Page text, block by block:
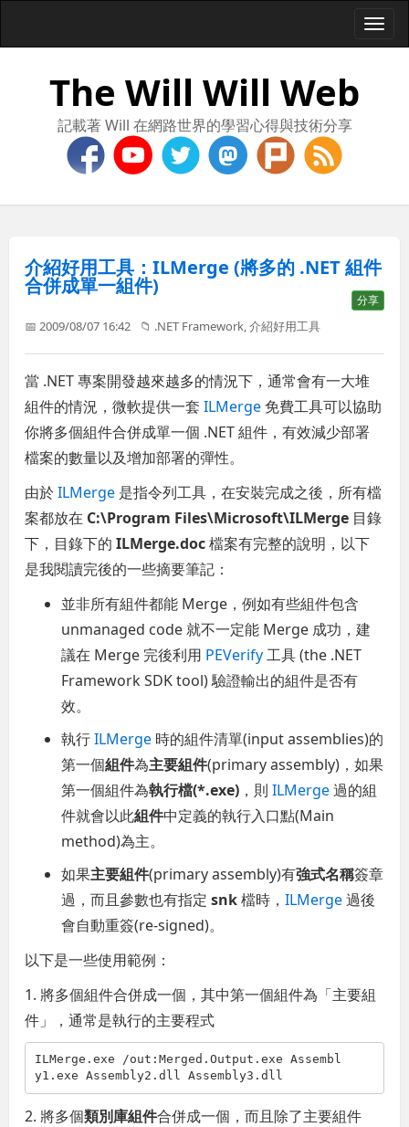
The Will Will Web
記載著 Will 在網路世界的學習心得與技術分享
介紹好用工具：ILMerge (將多的 .NET 組件
合併成單一組件)
分享
📅 2009/08/07 16:42 📁 .NET Framework ,介紹好用工具
當 .NET 專案開發越來越多的情況下，通常會有一大堆
組件的情況，微軟提供一套ILMerge 免費工具可以協助
你將多個組件合併成單一個 .NET 組件，有效減少部署
檔案的數量以及增加部署的彈性。
由於ILMerge 是指令列工具，在安裝完成之後，所有檔
案都放在 C:\Program Files\Microsoft\ILMerge 目錄
下，目錄下的ILMerge.doc檔案有完整的說明，以下
是我閱讀完後的一些摘要筆記：
並非所有組件都能 Merge，例如有些組件包含
unmanaged code 就不一定能 Merge 成功，建
議在 Merge 完後利用 PEVerify工具 (the .NET
Framework SDK tool) 驗證輸出的組件是否有
效。
執行ILMerge 時的組件清單(input assemblies)的
第一個組件為主要組件(primary assembly)，如果
第一個組件為執行檔(*.exe) ，則ILMerge過的組
件就會以此組件中定義的執行入口點(Main
method)為主。
如果主要組件(primary assembly)有強式名稱簽章
過，而且參數也有指定snk檔時，ILMerge過後
會自動重簽(re-signed)。
以下是一些使用範例：
1. 將多個組件合併成一個，其中第一個組件為「主要組
件」，通常是執行的主要程式
ILMerge.exe /out:Merged.Output.exe Assembl
y1.exe Assembly2.dll Assembly3.dll
2. 將多個類別庫組件合併成一個，而且除了主要組件